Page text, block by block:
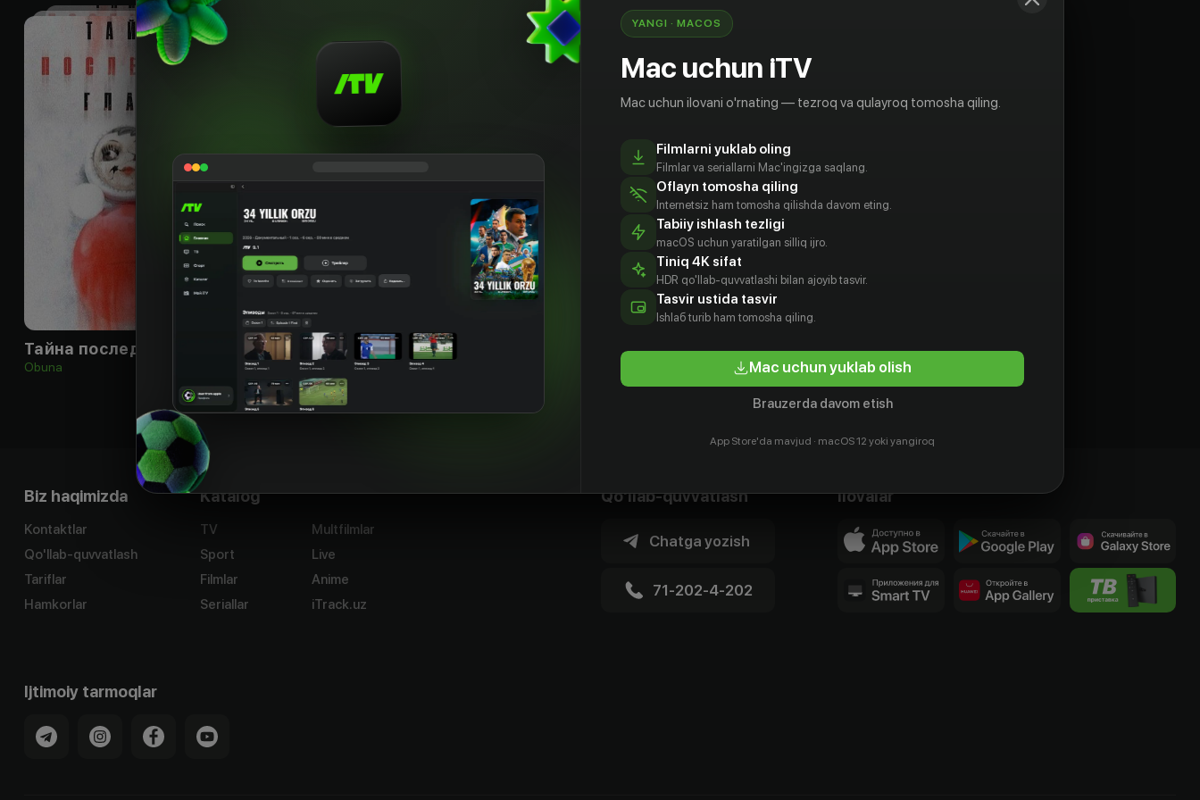
Тайна последней главы
Obuna
Biz haqimizda
Kontaktlar
Qo'llab-quvvatlash
Tariflar
Hamkorlar
Katalog
TV
Sport
Filmlar
Seriallar
Multfilmlar
Live
Anime
iTrack.uz
Qo'llab-quvvatlash
Chatga yozish
71-202-4-202
Ilovalar
Ijtimoiy tarmoqlar
YANGI · MACOS
Mac uchun iTV
Mac uchun ilovani o'rnating — tezroq va qulayroq tomosha qiling.
Filmlarni yuklab oling
Filmlar va seriallarni Mac'ingizga saqlang.
Oflayn tomosha qiling
Internetsiz ham tomosha qilishda davom eting.
Tabiiy ishlash tezligi
macOS uchun yaratilgan silliq ijro.
Tiniq 4K sifat
HDR qo'llab-quvvatlashi bilan ajoyib tasvir.
Tasvir ustida tasvir
Ishlаб turib ham tomosha qiling.
Mac uchun yuklab olish
Brauzerda davom etish
App Store'da mavjud · macOS 12 yoki yangiroq